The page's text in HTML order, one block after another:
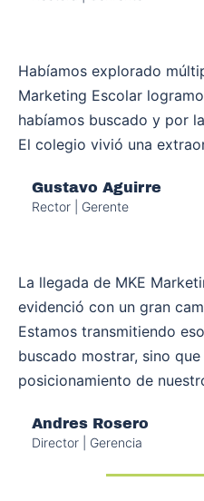
Habíamos explorado
Marketing Escolar
habíamos buscado y por
El colegio vivió una
Gustavo Aguirre
Rector | Gerente
La llegada de MKE
evidenció con un gran
Estamos transmitiendo
buscado mostrar, sino
posicionamiento de
Andres Rosero
Director | Gerencia